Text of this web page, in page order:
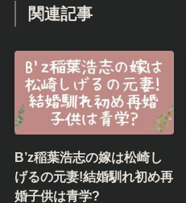
関連記事
B’z稲葉浩志の嫁は松崎し
げるの元妻!結婚馴れ初め再
婚子供は青学?